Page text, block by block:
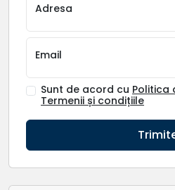
Adresa
Email
Sunt de acord cu Politica
Termenii și condițiile